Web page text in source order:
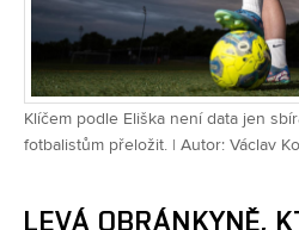
Klíčem podle Eliška není data jen
fotbalistům přeložit. | Autor: Václav
LEVÁ OBRÁNKYNĚ,